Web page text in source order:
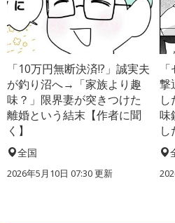
「10万円無断決済!?」誠実夫
が釣り沼へ→「家族より趣
味？」限界妻が突きつけた
離婚という結末【作者に聞
く】
全国
2026年5月10日 07:30 更新
撃
味
し